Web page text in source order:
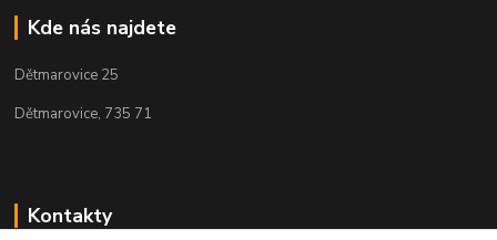
Kde nás najdete
Dětmarovice 25
Dětmarovice, 735 71
Kontakty